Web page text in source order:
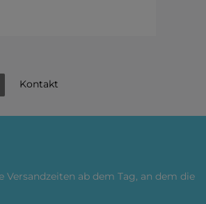
Kontakt
ab dem Tag, an dem die